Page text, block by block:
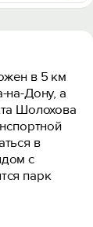
в 5 км
на-Дону, а
Шолохова
в
с
парк